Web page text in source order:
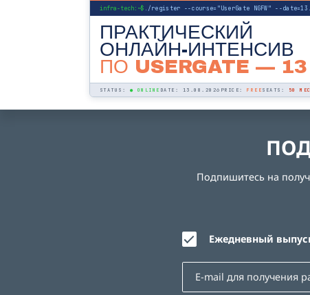
infra-tech:~$ ./register --course="UserGate NGFW" --
ПРАКТИЧЕСКИЙ
ОНЛАЙН-ИНТЕНСИВ
ПО USERGATE — 13
STATUS: ● ONLINE DATE: 13.08.2026 PRICE: FREE SEATS: 50
Подпишитесь на
Ежедневный